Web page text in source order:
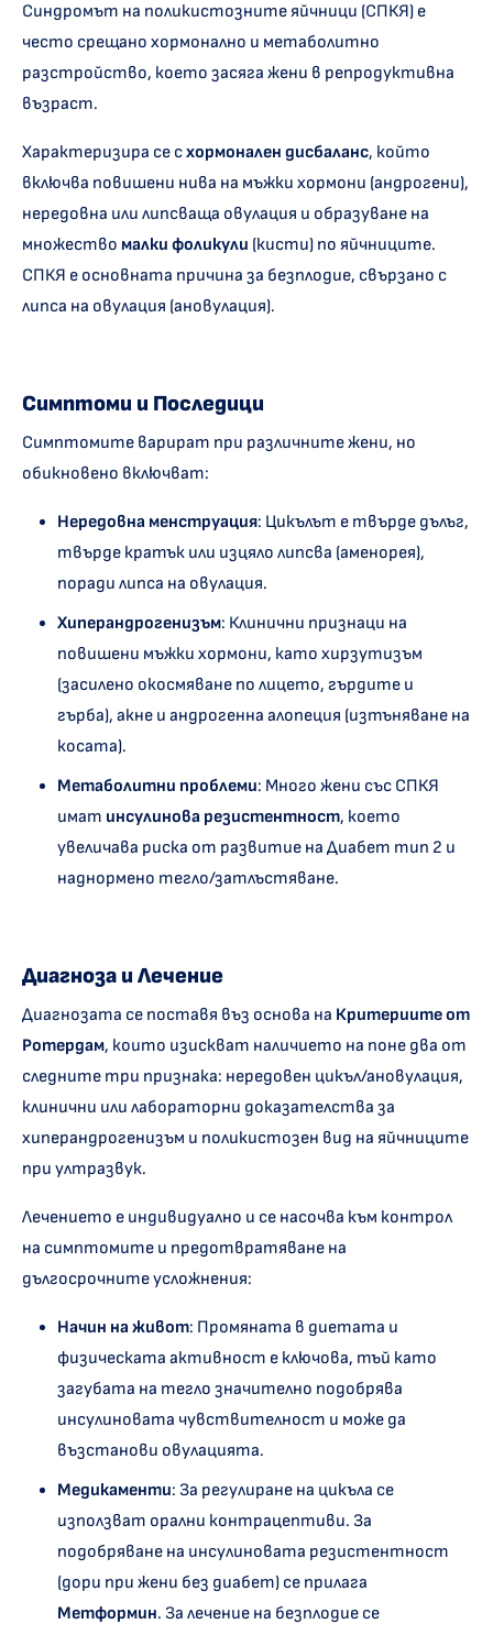
Синдромът на поликистозните яйчници (СПКЯ) е
често срещано хормонално и метаболитно
разстройство, което засяга жени в репродуктивна
възраст.
Характеризира се схормонален дисбаланс, който
включва повишени нива на мъжки хормони (андрогени),
нередовна или липсваща овулация и образуване на
множество малки фоликули (кисти) по яйчниците.
СПКЯ е основната причина за безплодие, свързано с
липса на овулация (ановулация).
Симптоми и Последици
Симптомите варират при различните жени, но
обикновено включват:
Нередовна менструация: Цикълът е твърде дълъг,
твърде кратък или изцяло липсва (аменорея),
поради липса на овулация.
Хиперандрогенизъм: Клинични признаци на
повишени мъжки хормони, като хирзутизъм
(засилено окосмяване по лицето, гърдите и
гърба), акне и андрогенна алопеция (изтъняване на
косата).
Метаболитни проблеми: Много жени със СПКЯ
имат инсулинова резистентност, което
увеличава риска от развитие на Диабет тип 2 и
наднормено тегло/затлъстяване.
Диагноза и Лечение
Диагнозата се поставя въз основа на Критериите от
Ротердам, които изискват наличието на поне два от
следните три признака: нередовен цикъл/ановулация,
клинични или лабораторни доказателства за
хиперандрогенизъм и поликистозен вид на яйчниците
при ултразвук.
Лечението е индивидуално и се насочва към контрол
на симптомите и предотвратяване на
дългосрочните усложнения:
Начин на живот: Промяната в диетата и
физическата активност е ключова, тъй като
загубата на тегло значително подобрява
инсулиновата чувствителност и може да
възстанови овулацията.
Медикаменти: За регулиране на цикъла се
използват орални контрацептиви. За
подобряване на инсулиновата резистентност
(дори при жени без диабет) се прилага
Метформин. За лечение на безплодие се